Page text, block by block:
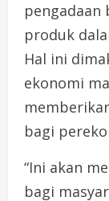
pengadaan
produk
Hal ini
ekonomi
bagi
“Ini akan
bagi